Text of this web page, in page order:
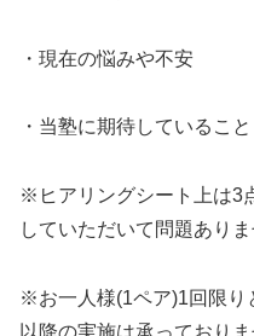
・現在の悩みや不安
・当塾に期待しているこ
※ヒアリングシート上は3
していただいて問題ありま
※お一人様(1ペア)1回限り
以降の実施は承っており